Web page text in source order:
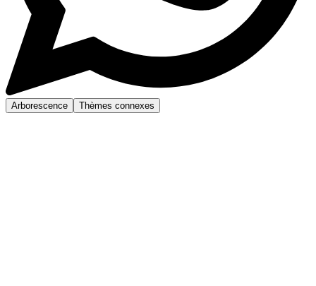
Arborescence Thèmes connexes